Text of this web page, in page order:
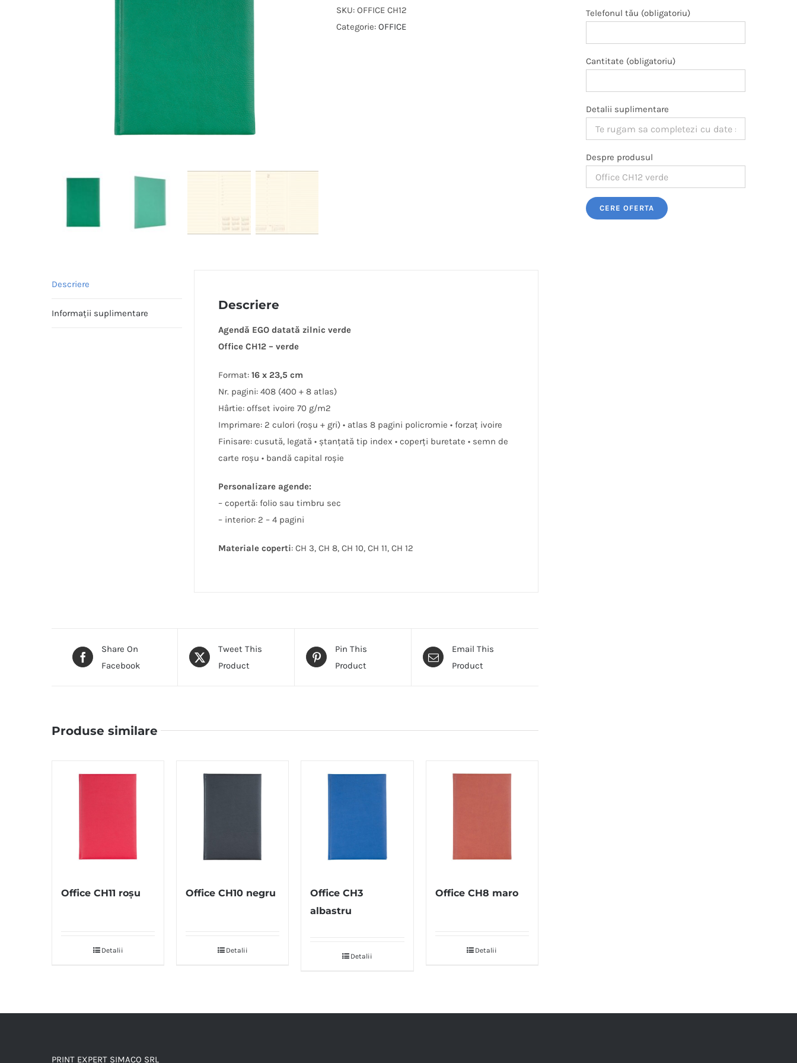
SKU: OFFICE CH12
Categorie: OFFICE
Descriere
Informații suplimentare
Descriere
Agendă EGO datată zilnic verde
Office CH12 – verde
Format: 16 x 23,5 cm
Nr. pagini: 408 (400 + 8 atlas)
Hârtie: offset ivoire 70 g/m2
Imprimare: 2 culori (roșu + gri) • atlas 8 pagini policromie • forzaţ ivoire
Finisare: cusută, legată • ștanţată tip index • coperţi buretate • semn de
carte roșu • bandă capital roșie
Personalizare agende:
– copertă: folio sau timbru sec
– interior: 2 – 4 pagini
Materiale coperti: CH 3, CH 8, CH 10, CH 11, CH 12
Share On
Facebook
Tweet This
Product
Pin This
Product
Email This
Product
Produse similare
Office CH11 roșu
Detalii
Office CH10 negru
Detalii
Office CH3
albastru
Detalii
Office CH8 maro
Detalii
Telefonul tău (obligatoriu)
Cantitate (obligatoriu)
Detalii suplimentare
Despre produsul
Please leave this field empty.
PRINT EXPERT SIMACO SRL